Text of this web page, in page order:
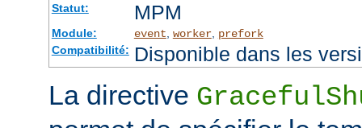
Statut: MPM
Module: event, worker, prefork
Compatibilité: Disponible dans les
La directive